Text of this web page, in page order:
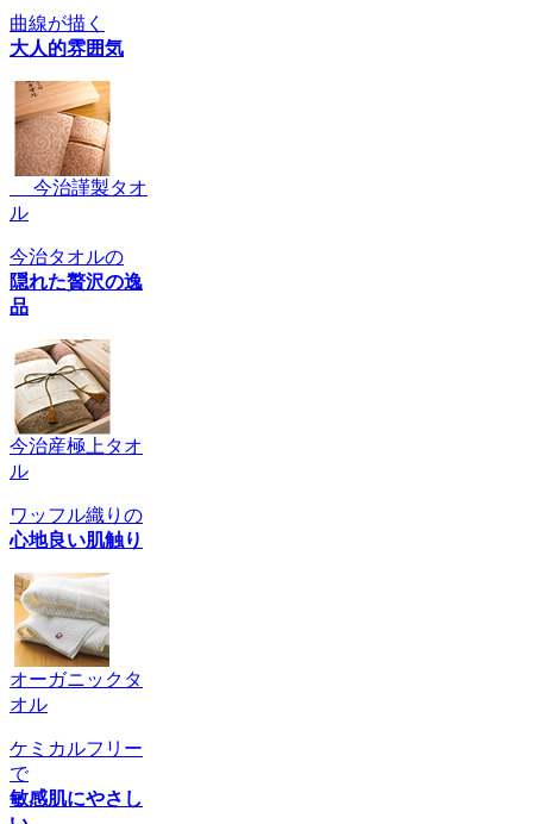
曲線が描く
大人的雰囲気
今治謹製タオ
ル
今治タオルの
隠れた贅沢の逸
品
今治産極上タオ
ル
ワッフル織りの
心地良い肌触り
オーガニックタ
オル
ケミカルフリー
で
敏感肌にやさし